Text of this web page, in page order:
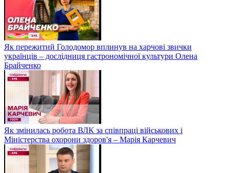
Як пережитий Голодомор вплинув на харчові звички
українців – дослідниця гастрономічної культури Олена
Брайченко
Як змінилась робота ВЛК за співпраці військових і
Міністерства охорони здоров'я – Марія Карчевич